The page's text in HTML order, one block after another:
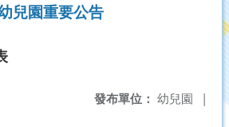
兒園重要公告
發布單位： 幼兒園 |